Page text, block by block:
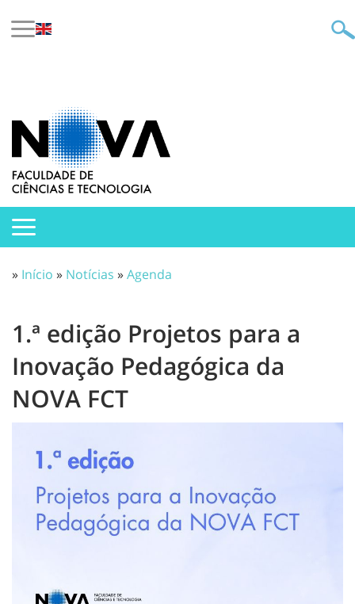
» Início » Notícias »Agenda
1.ª edição Projetos para a
Inovação Pedagógica da
NOVA FCT